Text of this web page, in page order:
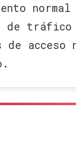
de tráfico
acceso